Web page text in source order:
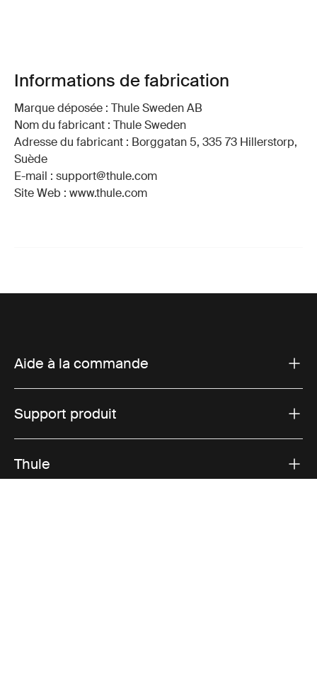
Informations de fabrication
Marque déposée : Thule Sweden AB
Nom du fabricant : Thule Sweden
Adresse du fabricant : Borggatan 5, 335 73 Hillerstorp,
Suède
E-mail : support@thule.com
Site Web : www.thule.com
Aide à la commande
Support produit
Thule